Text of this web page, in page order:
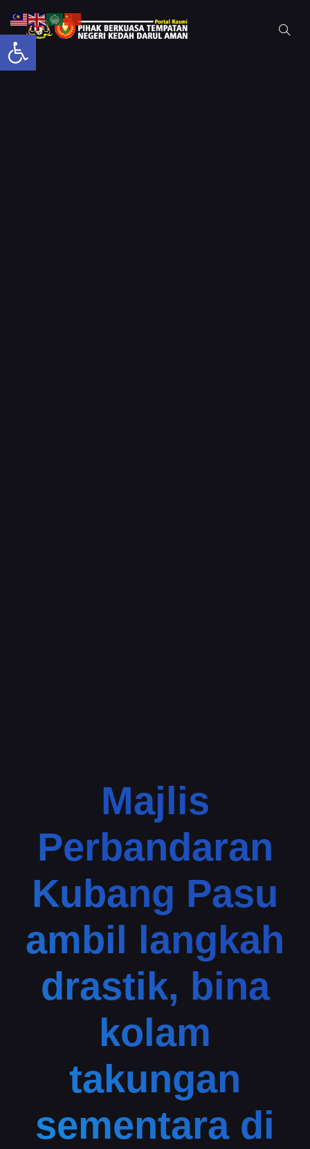
Open toolbar
Majlis
Perbandaran
Kubang Pasu
ambil langkah
drastik, bina
kolam
takungan
sementara di